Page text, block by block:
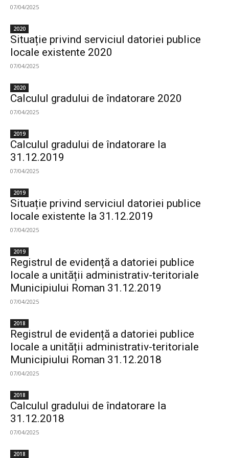
07/04/2025
2020
Situație privind serviciul datoriei publice
locale existente 2020
07/04/2025
2020
Calculul gradului de îndatorare 2020
07/04/2025
2019
Calculul gradului de îndatorare la
31.12.2019
07/04/2025
2019
Situație privind serviciul datoriei publice
locale existente la 31.12.2019
07/04/2025
2019
Registrul de evidență a datoriei publice
locale a unității administrativ-teritoriale
Municipiului Roman 31.12.2019
07/04/2025
2018
Registrul de evidență a datoriei publice
locale a unității administrativ-teritoriale
Municipiului Roman 31.12.2018
07/04/2025
2018
Calculul gradului de îndatorare la
31.12.2018
07/04/2025
2018